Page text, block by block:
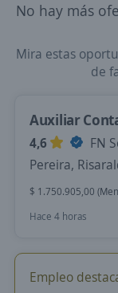
No hay más
Mira estas
de
Auxiliar
4,6
FN
Pereira,
$ 1.750.905,00
Hace 4 horas
Empleo